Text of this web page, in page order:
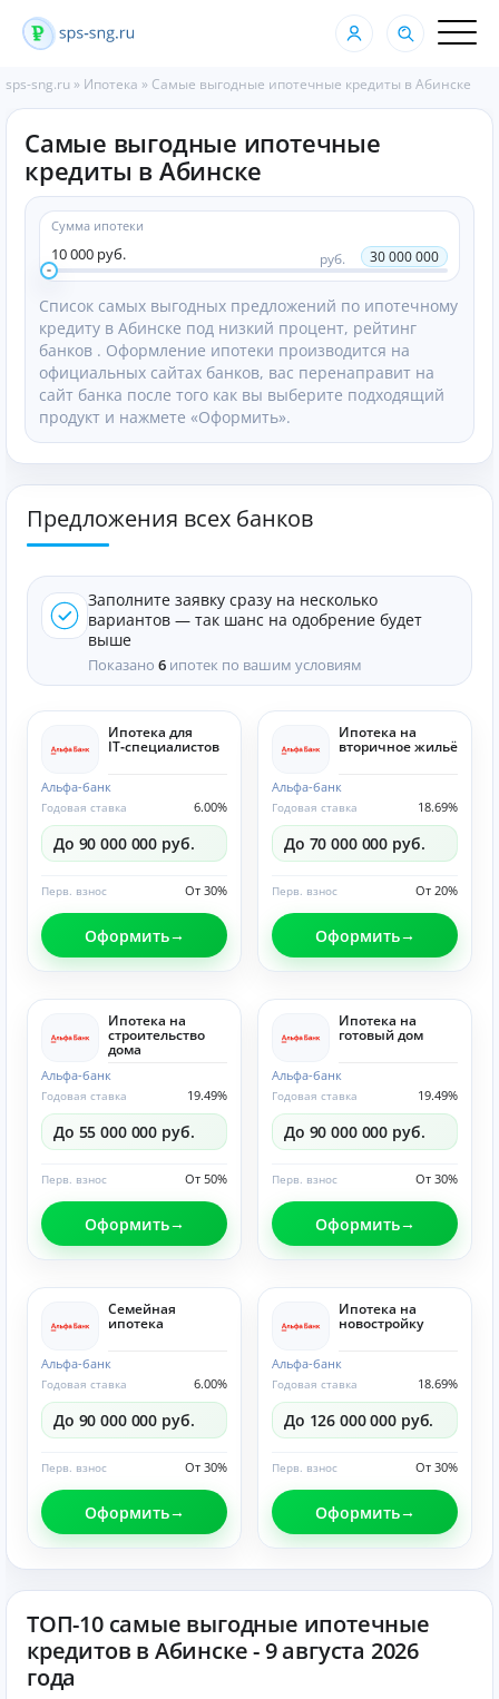
sps-sng.ru » Ипотека » Самые выгодные ипотечные кредиты в Абинске
Самые выгодные ипотечные
кредиты в Абинске
Сумма ипотеки
10 000 руб. руб. 30 000 000
Список самых выгодных предложений по ипотечному
кредиту в Абинске под низкий процент, рейтинг
банков . Оформление ипотеки производится на
официальных сайтах банков, вас перенаправит на
сайт банка после того как вы выберите подходящий
продукт и нажмете «Оформить».
Предложения всех банков
Заполните заявку сразу на несколько
вариантов — так шанс на одобрение будет
выше
Показано 6 ипотек по вашим условиям
Ипотека для
IT‑специалистов
Альфа-банк
6.00%
Годовая ставка
До 90 000 000 руб.
От 30%
Перв. взнос
Оформить
Ипотека на
вторичное жильё
Альфа-банк
18.69%
Годовая ставка
До 70 000 000 руб.
От 20%
Перв. взнос
Оформить
Ипотека на
строительство
дома
Альфа-банк
19.49%
Годовая ставка
До 55 000 000 руб.
От 50%
Перв. взнос
Оформить
Ипотека на
готовый дом
Альфа-банк
19.49%
Годовая ставка
До 90 000 000 руб.
От 30%
Перв. взнос
Оформить
Семейная
ипотека
Альфа-банк
6.00%
Годовая ставка
До 90 000 000 руб.
От 30%
Перв. взнос
Оформить
Ипотека на
новостройку
Альфа-банк
18.69%
Годовая ставка
До 126 000 000 руб.
От 30%
Перв. взнос
Оформить
ТОП-10 самые выгодные ипотечные
кредитов в Абинске - 9 августа 2026
года